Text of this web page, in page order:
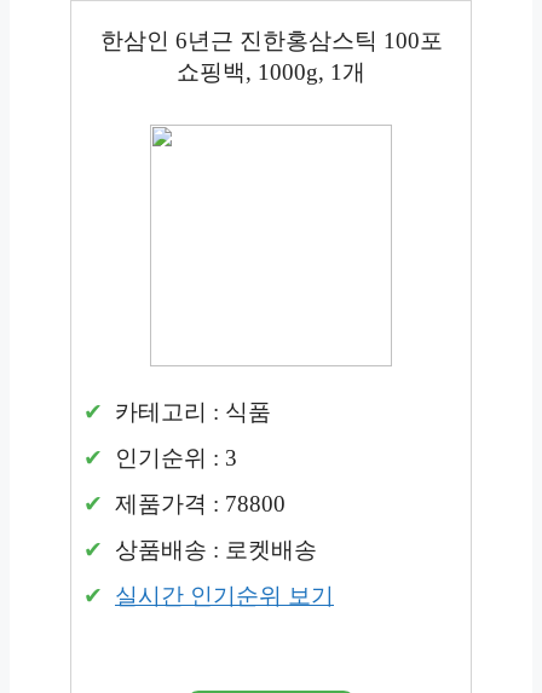
한삼인 6년근 진한홍삼스틱 100포
쇼핑백, 1000g, 1개
카테고리 : 식품
인기순위 : 3
제품가격 : 78800
상품배송 : 로켓배송
실시간 인기순위 보기